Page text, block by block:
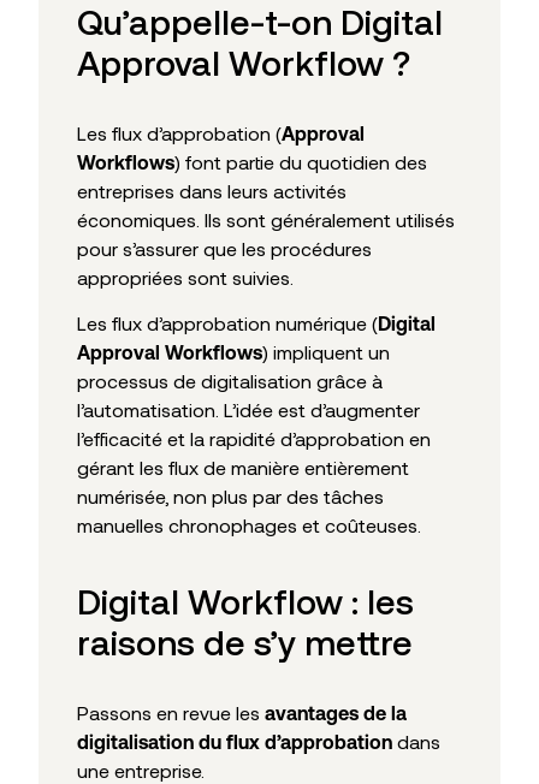
Qu’appelle-t-on Digital
Approval Workflow ?
Les flux d’approbation (Approval
Workflows) font partie du quotidien des
entreprises dans leurs activités
économiques. Ils sont généralement utilisés
pour s’assurer que les procédures
appropriées sont suivies.
Les flux d’approbation numérique (Digital
Approval Workflows) impliquent un
processus de digitalisation grâce à
l’automatisation. L’idée est d’augmenter
l’efficacité et la rapidité d’approbation en
gérant les flux de manière entièrement
numérisée, non plus par des tâches
manuelles chronophages et coûteuses.
Digital Workflow : les
raisons de s’y mettre
Passons en revue les avantages de la
digitalisation du flux d’approbation dans
une entreprise.